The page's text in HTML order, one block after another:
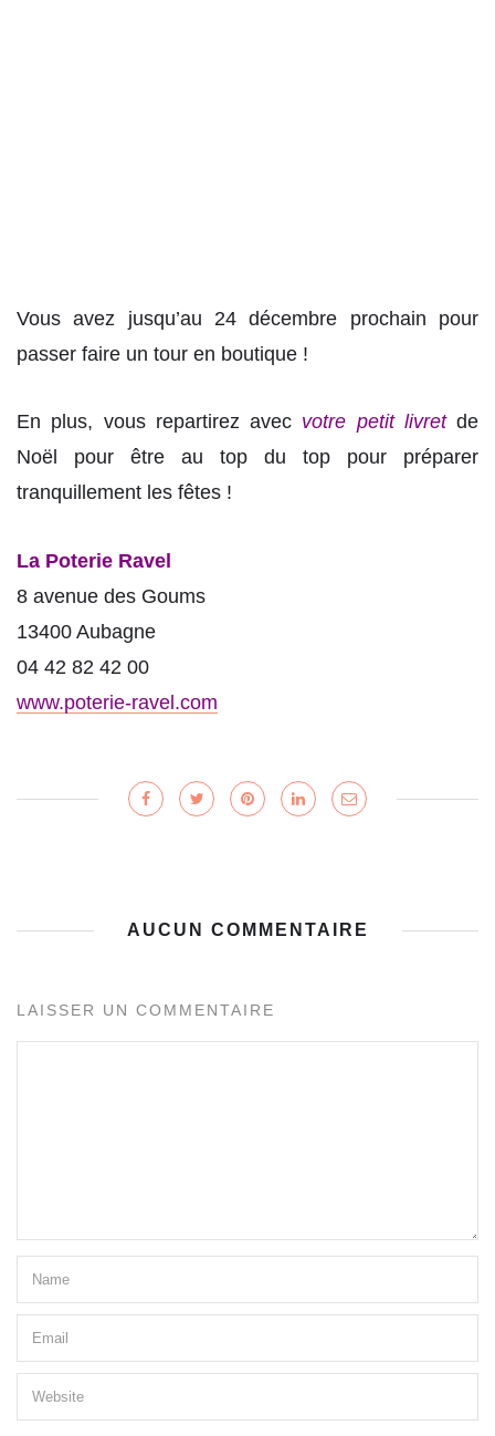
Vous avez jusqu’au 24 décembre prochain pour
passer faire un tour en boutique !
En plus, vous repartirez avec votre petit livretde
Noël pour être au top du top pour préparer
tranquillement les fêtes !
La Poterie Ravel
8 avenue des Goums
13400 Aubagne
04 42 82 42 00
www.poterie-ravel.com
AUCUN COMMENTAIRE
LAISSER UN COMMENTAIRE